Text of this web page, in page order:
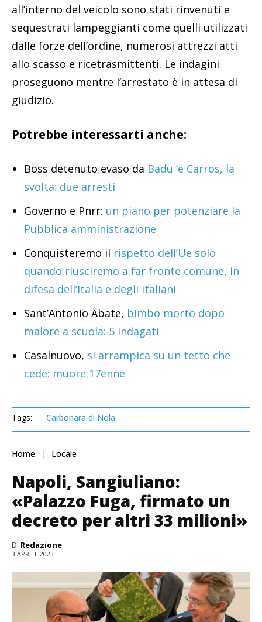
all’interno del veicolo sono stati rinvenuti e
sequestrati lampeggianti come quelli utilizzati
dalle forze dell’ordine, numerosi attrezzi atti
allo scasso e ricetrasmittenti. Le indagini
proseguono mentre l’arrestato è in attesa di
giudizio.
Potrebbe interessarti anche:
Boss detenuto evaso da Badu ‘e Carros, la
svolta: due arresti
Governo e Pnrr: un piano per potenziare la
Pubblica amministrazione
Conquisteremo il rispetto dell’Ue solo
quando riusciremo a far fronte comune, in
difesa dell’Italia e degli italiani
Sant’Antonio Abate, bimbo morto dopo
malore a scuola: 5 indagati
Casalnuovo, si arrampica su un tetto che
cede: muore 17enne
Tags: Carbonara di Nola
Home Locale
Napoli, Sangiuliano:
«Palazzo Fuga, firmato un
decreto per altri 33 milioni»
Di Redazione
3 APRILE 2023